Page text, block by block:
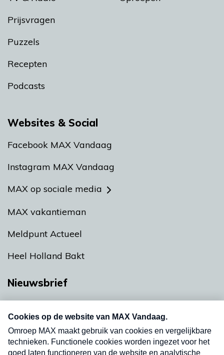
Prijsvragen
Puzzels
Recepten
Podcasts
Websites & Social
Facebook MAX Vandaag
Instagram MAX Vandaag
MAX op sociale media
MAX vakantieman
Meldpunt Actueel
Heel Holland Bakt
Nieuwsbrief
nieuwsbrief. Elke vrijdag- en dinsdagochtend in
uw mailbox.